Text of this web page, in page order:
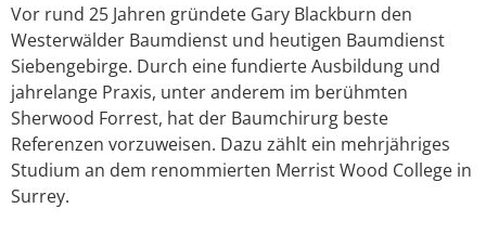
Vor rund 25 Jahren gründete Gary Blackburn den
Westerwälder Baumdienst und heutigen Baumdienst
Siebengebirge. Durch eine fundierte Ausbildung und
jahrelange Praxis, unter anderem im berühmten
Sherwood Forrest, hat der Baumchirurg beste
Referenzen vorzuweisen. Dazu zählt ein mehrjähriges
Studium an dem renommierten Merrist Wood College in
Surrey.